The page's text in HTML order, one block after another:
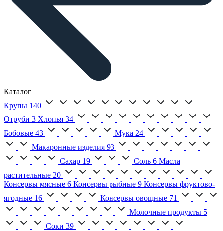
Каталог
Крупы 140
Отруби 3 Хлопья 34
Бобовые 43 Мука 24
Макаронные изделия 93
Сахар 19 Соль 6 Масла
растительные 20
Консервы мясные 6 Консервы рыбные 9 Консервы фруктово-
ягодные 16 Консервы овощные 71
Молочные продукты 5
Соки 39